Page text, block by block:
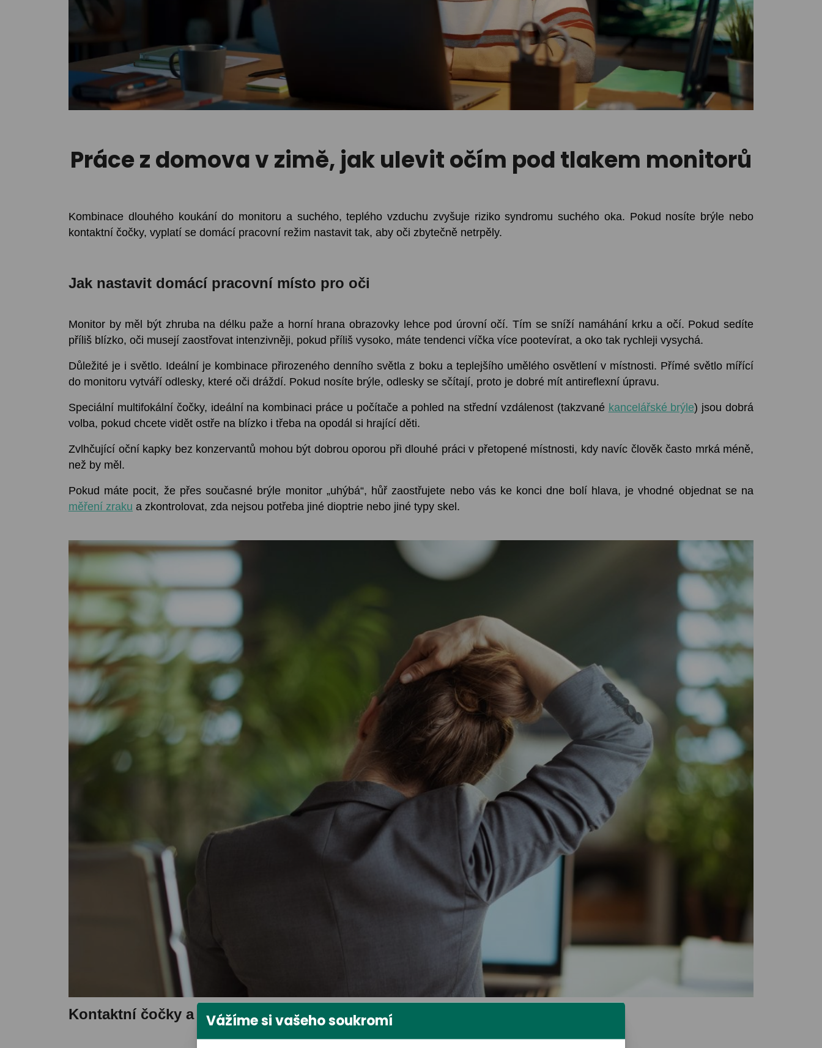
Práce z domova v zimě, jak ulevit očím pod tlakem monitorů
Kombinace dlouhého koukání do monitoru a suchého, teplého vzduchu zvyšuje riziko syndromu suchého oka. Pokud nosíte brýle nebo
kontaktní čočky, vyplatí se domácí pracovní režim nastavit tak, aby oči zbytečně netrpěly.
Jak nastavit domácí pracovní místo pro oči
Monitor by měl být zhruba na délku paže a horní hrana obrazovky lehce pod úrovní očí. Tím se sníží namáhání krku a očí. Pokud sedíte
příliš blízko, oči musejí zaostřovat intenzivněji, pokud příliš vysoko, máte tendenci víčka více pootevírat, a oko tak rychleji vysychá.
Důležité je i světlo. Ideální je kombinace přirozeného denního světla z boku a teplejšího umělého osvětlení v místnosti. Přímé světlo mířící
do monitoru vytváří odlesky, které oči dráždí. Pokud nosíte brýle, odlesky se sčítají, proto je dobré mít antireflexní úpravu.
Speciální multifokální čočky, ideální na kombinaci práce u počítače a pohled na střední vzdálenost (takzvané kancelářské brýle) jsou dobrá
volba, pokud chcete vidět ostře na blízko i třeba na opodál si hrající děti.
Zvlhčující oční kapky bez konzervantů mohou být dobrou oporou při dlouhé práci v přetopené místnosti, kdy navíc člověk často mrká méně,
než by měl.
Pokud máte pocit, že přes současné brýle monitor „uhýbá“, hůř zaostřujete nebo vás ke konci dne bolí hlava, je vhodné objednat se na
měření zraku a zkontrolovat, zda nejsou potřeba jiné dioptrie nebo jiné typy skel.
Kontaktní čočky a zima, suchý vzduch je zkouška
Vážíme si vašeho soukromí